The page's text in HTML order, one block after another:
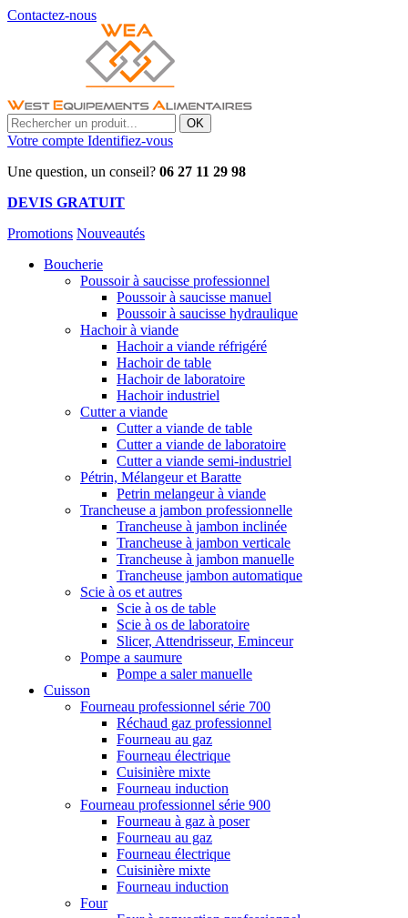
Contactez-nous
OK
Votre compte Identifiez-vous
Une question, un conseil? 06 27 11 29 98
DEVIS GRATUIT
Promotions Nouveautés
Boucherie
Poussoir à saucisse professionnel
Poussoir à saucisse manuel
Poussoir à saucisse hydraulique
Hachoir à viande
Hachoir a viande réfrigéré
Hachoir de table
Hachoir de laboratoire
Hachoir industriel
Cutter a viande
Cutter a viande de table
Cutter a viande de laboratoire
Cutter a viande semi-industriel
Pétrin, Mélangeur et Baratte
Petrin melangeur à viande
Trancheuse a jambon professionnelle
Trancheuse à jambon inclinée
Trancheuse à jambon verticale
Trancheuse à jambon manuelle
Trancheuse jambon automatique
Scie à os et autres
Scie à os de table
Scie à os de laboratoire
Slicer, Attendrisseur, Eminceur
Pompe a saumure
Pompe a saler manuelle
Cuisson
Fourneau professionnel série 700
Réchaud gaz professionnel
Fourneau au gaz
Fourneau électrique
Cuisinière mixte
Fourneau induction
Fourneau professionnel série 900
Fourneau à gaz à poser
Fourneau au gaz
Fourneau électrique
Cuisinière mixte
Fourneau induction
Four